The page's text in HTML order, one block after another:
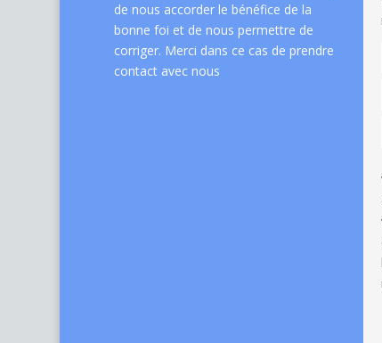
de nous accorder le bénéfice de la
bonne foi et de nous permettre de
corriger. Merci dans ce cas de prendre
contact avec nous